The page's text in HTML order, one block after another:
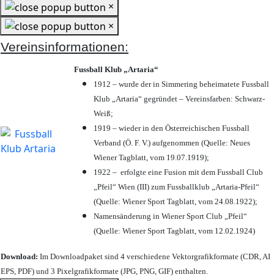
×
×
Vereinsinformationen:
Fussball Klub „Artaria“
1912 – wurde der in Simmering beheimatete Fussball
Klub „Artaria“ gegründet – Vereinsfarben: Schwarz-
Weiß;
1919 – wieder in den Österreichischen Fussball
Verband (Ö. F. V.) aufgenommen (Quelle: Neues
Wiener Tagblatt, vom 19.07.1919);
1922 – erfolgte eine Fusion mit dem Fussball Club
„Pfeil“ Wien (III) zum Fussballklub „Artaria-Pfeil“
(Quelle: Wiener Sport Tagblatt, vom 24.08.1922);
Namensänderung in Wiener Sport Club „Pfeil“
(Quelle: Wiener Sport Tagblatt, vom 12.02.1924)
Download: Im Downloadpaket sind 4 verschiedene Vektorgrafikformate (CDR, AI
EPS, PDF) und 3 Pixelgrafikformate (JPG, PNG, GIF) enthalten.